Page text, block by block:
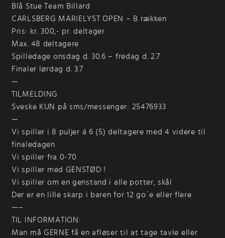
Blå Stue Team Billard
CARLSBERG MARIELYST OPEN – B rækken
Pris: kr. 300,- pr. deltager
Max. 48 deltagere
Spilledage onsdag d. 30.6 – fredag d. 2.7
Finaler lørdag d. 3.7
—
TILMELDING
Sveske KUN på sms/messenger: 25476933
—
Vi spiller i 8 puljer á 6 (5) deltagere med 4 videre til
finaledagen
Vi spiller fra 0-70
Vi spiller med GENSTØD !
Vi spiller om en genstand i alle potter, skål
Der er en lille skarp i baren for 12 go´e eller flere
—–
TIL INFORMATION:
Man må GERNE få en afløser til at tage tavle eller